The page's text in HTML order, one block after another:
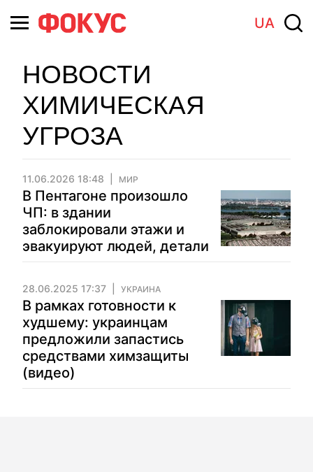
UA
НОВОСТИ
ХИМИЧЕСКАЯ
УГРОЗА
11.06.2026 18:48 МИР
В Пентагоне произошло
ЧП: в здании
заблокировали этажи и
эвакуируют людей, детали
28.06.2025 17:37 УКРАИНА
В рамках готовности к
худшему: украинцам
предложили запастись
средствами химзащиты
(видео)